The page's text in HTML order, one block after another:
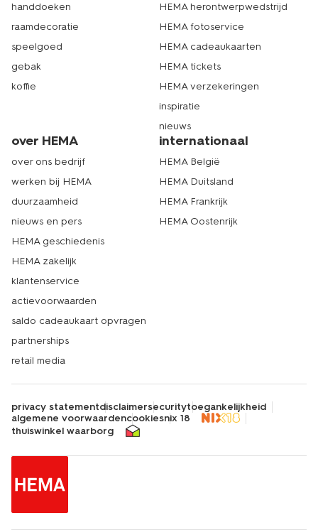
handdoeken
raamdecoratie
speelgoed
gebak
koffie
HEMA herontwerpwedstrijd
HEMA fotoservice
HEMA cadeaukaarten
HEMA tickets
HEMA verzekeringen
inspiratie
nieuws
over HEMA
over ons bedrijf
werken bij HEMA
duurzaamheid
nieuws en pers
HEMA geschiedenis
HEMA zakelijk
klantenservice
actievoorwaarden
saldo cadeaukaart opvragen
partnerships
retail media
internationaal
HEMA België
HEMA Duitsland
HEMA Frankrijk
HEMA Oostenrijk
privacy statementdisclaimersecuritytoegankelijkheid
algemene voorwaardencookiesnix 18
thuiswinkel waarborg